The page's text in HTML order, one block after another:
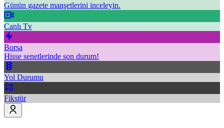
Günün gazete manşetlerini inceleyin.
Canlı Tv
Borsa
Hisse senetlerinde son durum!
Yol Durumu
Fikstür